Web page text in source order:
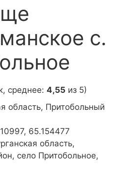
с.
среднее: 4,55 из 5)
область, Притобольный
65.154477
область,
село Притобольное,